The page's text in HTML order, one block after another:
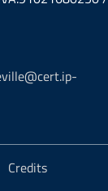
Credits